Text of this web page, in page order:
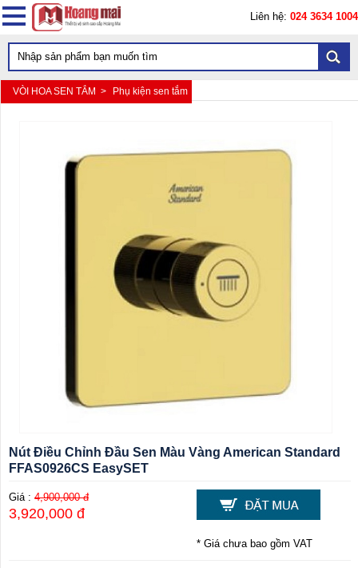
Liên hệ: 024 3634 1004
VÒI HOA SEN TẮM > Phụ kiện sen tắm
Nút Điều Chỉnh Đầu Sen Màu Vàng American Standard
FFAS0926CS EasySET
Giá : 4,900,000 đ
3,920,000 đ
* Giá chưa bao gồm VAT